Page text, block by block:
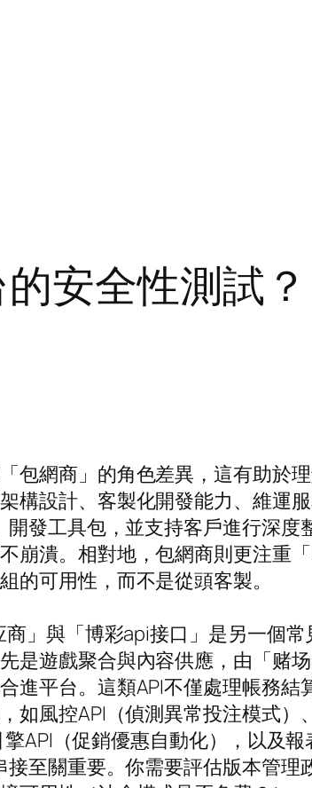
安全性測試？
包網商」的角色差異，這有助於
構設計、客製化開發能力、維運
發工具包，並支持客戶進行深
崩潰。相對地，包網商則更注重
的可用性，而不是從頭客製。
」與「博彩api接口」是另一個
是遊戲聚合與內容供應，由「赌
進平台。這類API不僅處理帳務
如風控API（偵測異常投注模式
API（促銷優惠自動化），以及
至關重要。你需要評估版本管